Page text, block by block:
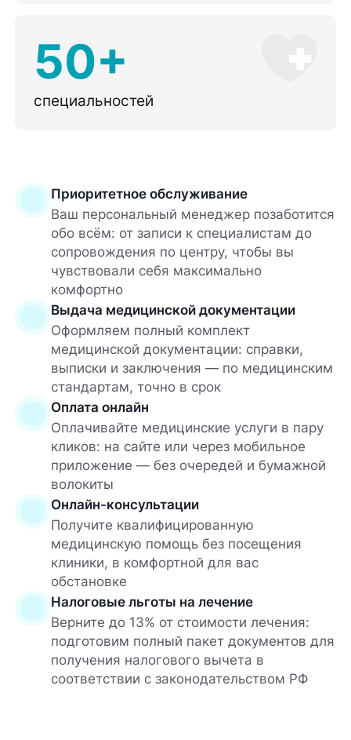
50+
специальностей
Приоритетное обслуживание
Ваш персональный менеджер позаботится
обо всём: от записи к специалистам до
сопровождения по центру, чтобы вы
чувствовали себя максимально
комфортно
Выдача медицинской документации
Оформляем полный комплект
медицинской документации: справки,
выписки и заключения — по медицинским
стандартам, точно в срок
Оплата онлайн
Оплачивайте медицинские услуги в пару
кликов: на сайте или через мобильное
приложение — без очередей и бумажной
волокиты
Онлайн-консультации
Получите квалифицированную
медицинскую помощь без посещения
клиники, в комфортной для вас
обстановке
Налоговые льготы на лечение
Верните до 13% от стоимости лечения:
подготовим полный пакет документов для
получения налогового вычета в
соответствии с законодательством РФ